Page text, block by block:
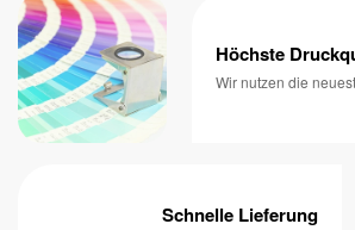
Höchste
Wir nutzen die
Schnelle Lieferung